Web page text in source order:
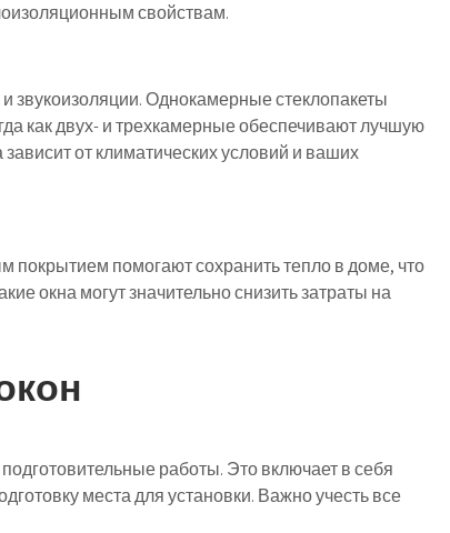
свойствам.
звукоизоляции. Однокамерные стеклопакеты
как двух- и трехкамерные обеспечивают лучшую
от климатических условий и ваших
помогают сохранить тепло в доме, что
окна могут значительно снизить затраты на
работы. Это включает в себя
места для установки. Важно учесть все